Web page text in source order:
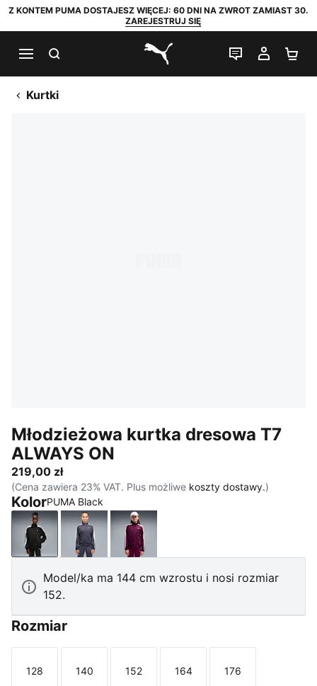
Z KONTEM PUMA DOSTAJESZ WIĘCEJ: 60 DNI NA ZWROT ZAMIAST 30.
ZAREJESTRUJ SIĘ
PUMA.com
CZAT NA
MOJE
Kurtki
Młodzieżowa kurtka dresowa T7
ALWAYS ON
219,00 zł
(Cena zawiera 23% VAT. Plus możliwe koszty dostawy.)
KolorPUMA Black
PUMA BlackInky DepthsFuchsia Glow
Model/ka ma 144 cm wzrostu i nosi rozmiar
152.
Rozmiar
Rozmiar
128
Rozmiar
140
Rozmiar
152
Rozmiar
164
Rozmiar
176